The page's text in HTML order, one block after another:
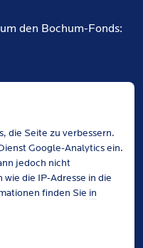
den Bochum-Fonds:
die Seite zu verbessern.
Google-Analytics ein.
jedoch nicht
wie die IP-Adresse in die
finden Sie in